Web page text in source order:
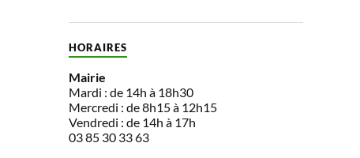
HORAIRES
Mairie
Mardi : de 14h à 18h30
Mercredi : de 8h15 à 12h15
Vendredi : de 14h à 17h
03 85 30 33 63